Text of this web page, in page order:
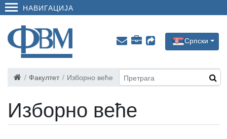
НАВИГАЦИЈА
Српски
Факултет Изборно веће
Изборно веће